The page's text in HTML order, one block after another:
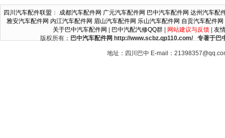
四川汽车配件联盟 ： 成都汽车配件网 广元汽车配件网 巴中汽车配件网 达州汽车配
雅安汽车配件网 内江汽车配件网 眉山汽车配件网 乐山汽车配件网 自贡汽车配件网
关于巴中汽车配件网
巴中汽配汽修QQ群| 网站建议与反馈| 友
版权所有： 巴中汽车配件网 http://www.scbz.qp110.com/ 专著于巴
地址：四川巴中 E-mail：